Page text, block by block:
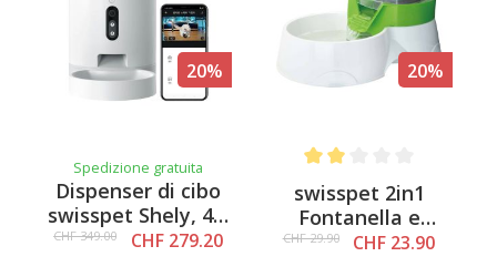
20%
Spedizione gratuita
Dispenser di cibo
swisspet Shely, 4L,
con telecamera
CHF 349.00 CHF 279.20
20%
Average rating of 2 out of
swisspet 2in1
Fontanella e
Dispenser per cibo
CHF 29.90 CHF 23.90